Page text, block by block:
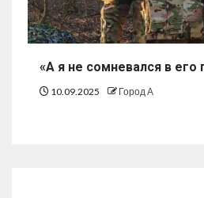
«А я не сомневался в его
10.09.2025 Город А